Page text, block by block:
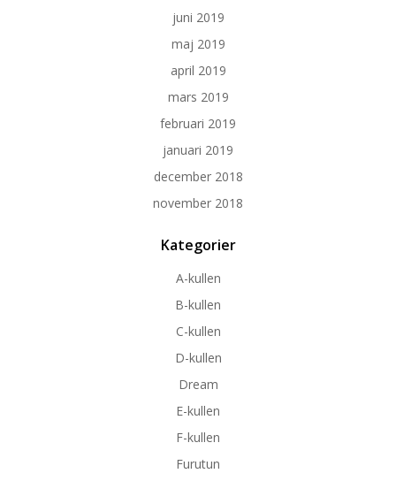
juni 2019
maj 2019
april 2019
mars 2019
februari 2019
januari 2019
december 2018
november 2018
Kategorier
A-kullen
B-kullen
C-kullen
D-kullen
Dream
E-kullen
F-kullen
Furutun